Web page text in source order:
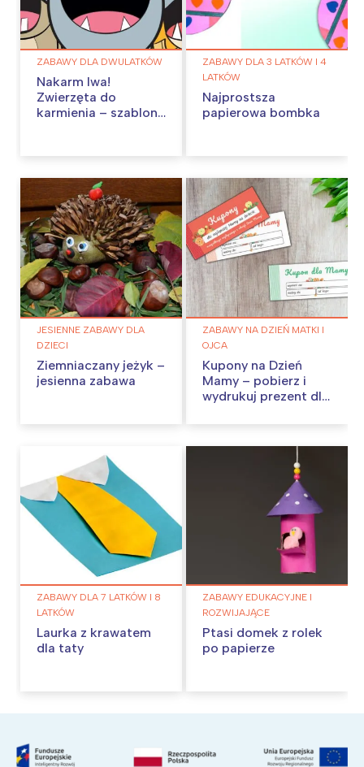
ZABAWY DLA DWULATKÓW
Nakarm lwa!
Zwierzęta do
karmienia – szablony
ZABAWY DLA 3 LATKÓW I 4
LATKÓW
Najprostsza
papierowa bombka
JESIENNE ZABAWY DLA
DZIECI
Ziemniaczany jeżyk –
jesienna zabawa
ZABAWY NA DZIEŃ MATKI I
OJCA
Kupony na Dzień
Mamy – pobierz i
wydrukuj prezent dla
ZABAWY DLA 7 LATKÓW I 8
LATKÓW
Laurka z krawatem
dla taty
ZABAWY EDUKACYJNE I
ROZWIJAJĄCE
Ptasi domek z rolek
po papierze